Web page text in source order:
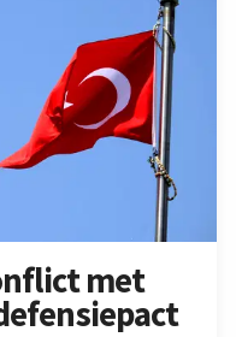
met